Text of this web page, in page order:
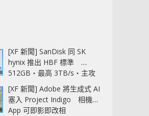
[XF 新聞] SanDisk 同 SK
hynix 推出 HBF 標準
512GB‧最高 3TB/s‧主攻
AI 記憶體
[XF 新聞] Adobe 將生成式 AI
塞入 Project Indigo 相機
App 可即影即改相